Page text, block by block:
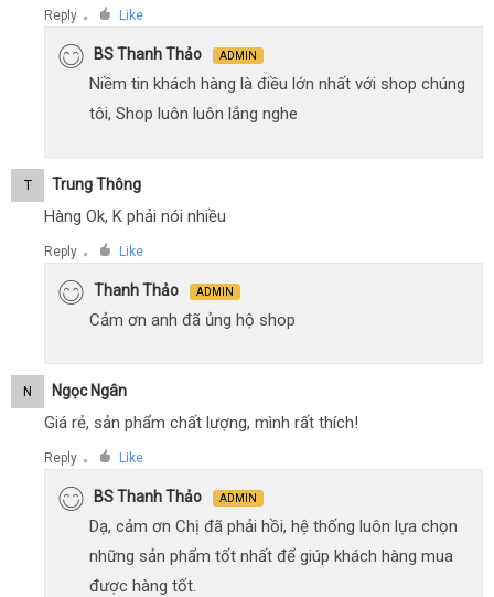
Reply ● Like
BS Thanh Thảo ADMIN
Niềm tin khách hàng là điều lớn nhất với shop chúng
tôi, Shop luôn luôn lắng nghe
T Trung Thông
Hàng Ok, K phải nói nhiều
Reply ● Like
Thanh Thảo ADMIN
Cảm ơn anh đã ủng hộ shop
N Ngọc Ngân
Giá rẻ, sản phẩm chất lượng, mình rất thích!
Reply ● Like
BS Thanh Thảo ADMIN
Dạ, cảm ơn Chị đã phải hồi, hệ thống luôn lựa chọn
những sản phẩm tốt nhất để giúp khách hàng mua
được hàng tốt.